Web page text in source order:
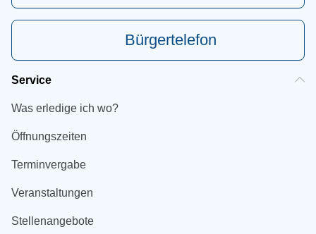
Bürgertelefon
Service
Was erledige ich wo?
Öffnungszeiten
Terminvergabe
Veranstaltungen
Stellenangebote